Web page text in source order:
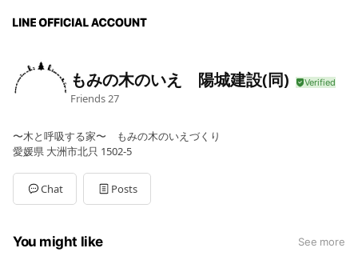
もみの木のいえ 陽城建設(同)
Friends 27
〜木と呼吸する家〜 もみの木のいえづくり
愛媛県 大洲市北只 1502-5
Chat Posts
You might like See more